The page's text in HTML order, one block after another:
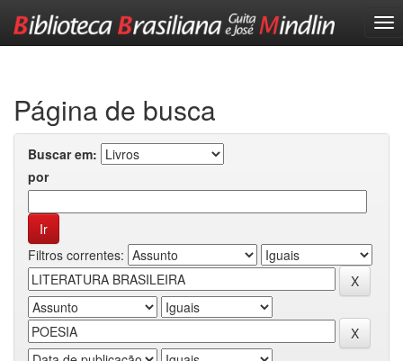
Página de busca
Buscar em:
por
Filtros correntes: